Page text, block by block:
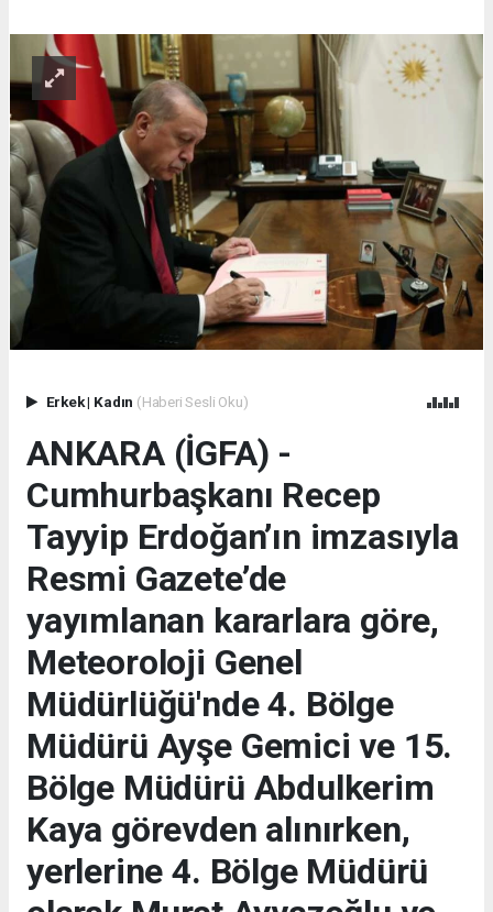
Erkek| Kadın (Haberi Sesli Oku)
ANKARA (İGFA) -
Cumhurbaşkanı Recep
Tayyip Erdoğan’ın imzasıyla
Resmi Gazete’de
yayımlanan kararlara göre,
Meteoroloji Genel
Müdürlüğü'nde 4. Bölge
Müdürü Ayşe Gemici ve 15.
Bölge Müdürü Abdulkerim
Kaya görevden alınırken,
yerlerine 4. Bölge Müdürü